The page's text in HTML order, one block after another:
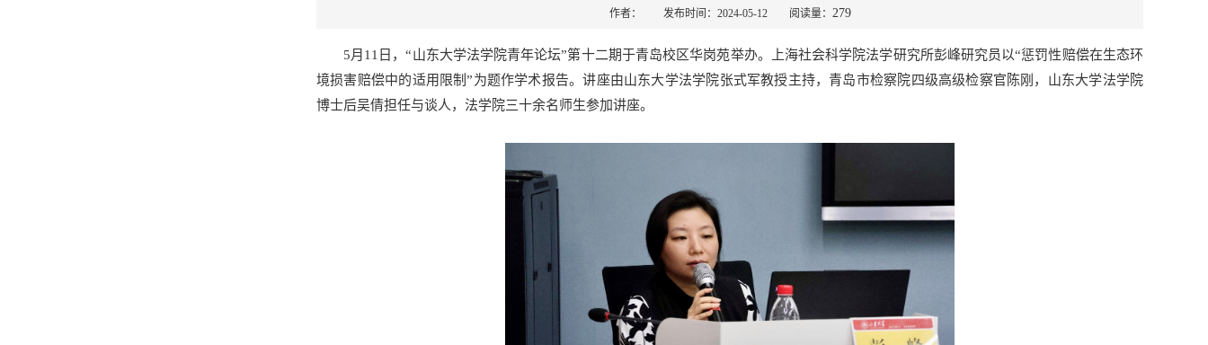
作者： 发布时间：2024-05-12 阅读量： 279
5月11日，“山东大学法学院青年论坛”第十二期于青岛校区华岗苑举办。上海社会科学院法学研究所彭峰研究员以“惩罚性赔偿在生态环
境损害赔偿中的适用限制”为题作学术报告。讲座由山东大学法学院张式军教授主持，青岛市检察院四级高级检察官陈刚，山东大学法学院
博士后吴倩担任与谈人，法学院三十余名师生参加讲座。